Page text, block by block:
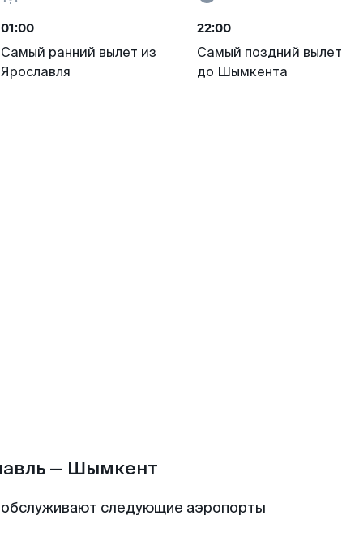
01:00
Самый ранний вылет из
Ярославля
22:00
Самый поздний вылет
до Шымкента
— Шымкент
следующие аэропорты